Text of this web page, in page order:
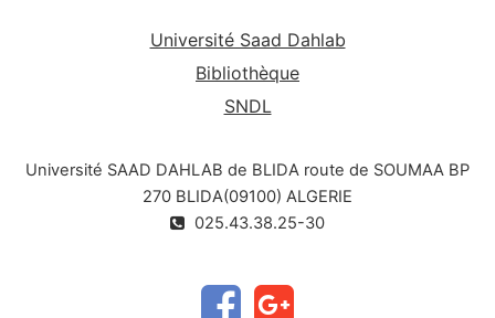
Université Saad Dahlab
Bibliothèque
SNDL
Université SAAD DAHLAB de BLIDA route de SOUMAA BP
270 BLIDA(09100) ALGERIE
025.43.38.25-30